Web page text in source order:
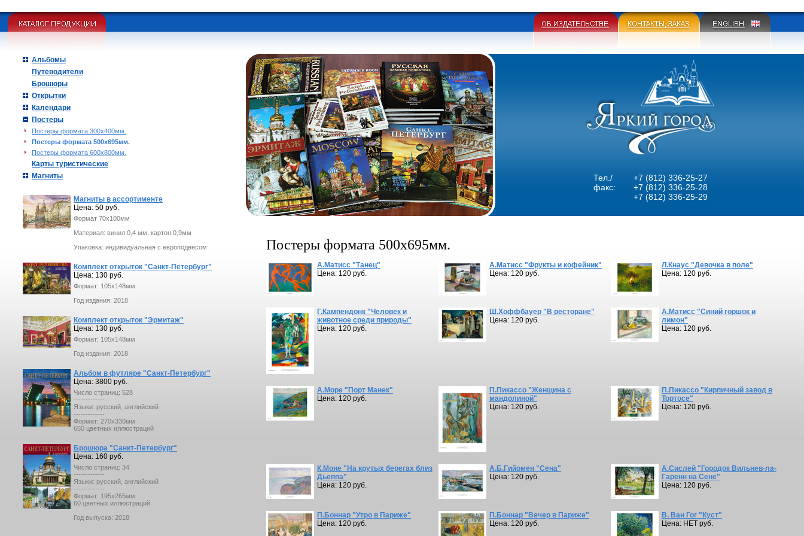
Альбомы
Путеводители
Брошюры
Открытки
Календари
Постеры
Постеры формата 300х400мм.
Постеры формата 500х695мм.
Постеры формата 600х800мм.
Карты туристические
Магниты
Магниты в ассортименте
Цена: 50 руб.
Формат 70х100мм
Материал: винил 0,4 мм, картон 0,9мм
Упаковка: индивидуальная с европодвесом
Комплект открыток "Санкт-Петербург"
Цена: 130 руб.
Формат: 105x148мм
Год издания: 2018
Комплект открыток "Эрмитаж"
Цена: 130 руб.
Формат: 105x148мм
Год издания: 2018
Альбом в футляре "Санкт-Петербург"
Цена: 3800 руб.
Число страниц: 528
-------------
Языки: русский, английский
-------------
Формат: 270х330мм
650 цветных иллюстраций
Брошюра "Санкт-Петербург"
Цена: 160 руб.
Число страниц: 34
-------------
Языки: русский, английский
-------------
Формат: 195х265мм
60 цветных иллюстраций
Год выпуска: 2018
Тел./
факс:
+7 (812) 336-25-27
+7 (812) 336-25-28
+7 (812) 336-25-29
Постеры формата 500х695мм.
А.Матисс "Танец"
Цена: 120 руб.
А.Матисс "Фрукты и кофейник"
Цена: 120 руб.
Л.Кнаус "Девочка в поле"
Цена: 120 руб.
Г.Кампендонк "Человек и
животное среди природы"
Цена: 120 руб.
Ш.Хоффбауер "В ресторане"
Цена: 120 руб.
А.Матисс "Синий горшок и
лимон"
Цена: 120 руб.
А.Море "Порт Манек"
Цена: 120 руб.
П.Пикассо "Женщина с
мандолиной"
Цена: 120 руб.
П.Пикассо "Кирпичный завод в
Тортосе"
Цена: 120 руб.
К.Моне "На крутых берегах близ
Дьеппа"
Цена: 120 руб.
А.Б.Гийомен "Сена"
Цена: 120 руб.
А.Сислей "Городок Вильнев-ла-
Гаренн на Сене"
Цена: 120 руб.
П.Боннар "Утро в Париже"
Цена: 120 руб.
П.Боннар "Вечер в Париже"
Цена: 120 руб.
В. Ван Гог "Куст"
Цена: НЕТ руб.